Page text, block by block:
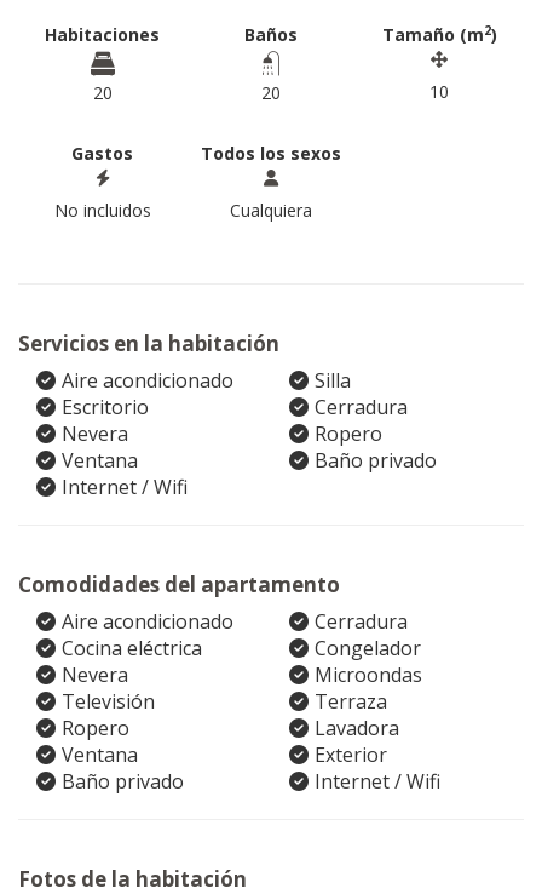
Habitaciones
20
Baños
20
Tamaño (m2)
10
Gastos
No incluidos
Todos los sexos
Cualquiera
Servicios en la habitación
Aire acondicionado
Silla
Escritorio
Cerradura
Nevera
Ropero
Ventana
Baño privado
Internet / Wifi
Comodidades del apartamento
Aire acondicionado
Cerradura
Cocina eléctrica
Congelador
Nevera
Microondas
Televisión
Terraza
Ropero
Lavadora
Ventana
Exterior
Baño privado
Internet / Wifi
Fotos de la habitación